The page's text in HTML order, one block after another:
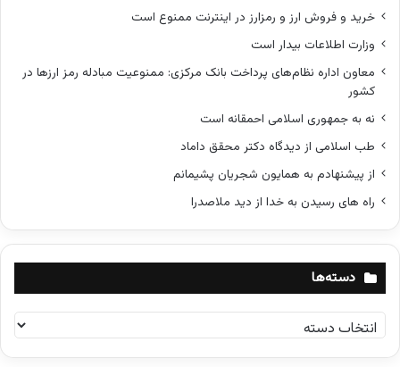
خرید و فروش ارز و رمزارز در اینترنت ممنوع است
وزارت اطلاعات بیدار است
معاون اداره نظام‌های پرداخت بانک مرکزی: ممنوعیت مبادله رمز ارزها در
کشور
نه به جمهوری اسلامی احمقانه است
طب اسلامی از دیدگاه دکتر محقق داماد
از پیشنهادم به همایون شجریان پشیمانم
راه های رسیدن به خدا از دید ملاصدرا
دسته‌ها
د
س
ت